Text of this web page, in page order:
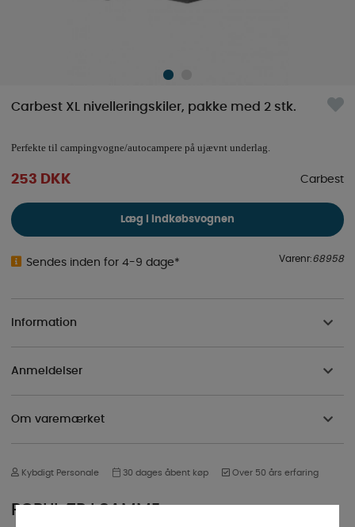
Carbest XL nivelleringskiler, pakke med 2 stk.
Perfekte til campingvogne/autocampere på ujævnt underlag.
253 DKK Carbest
Læg i indkøbsvognen
Sendes inden for 4-9 dage* Varenr:68958
Information
Anmeldelser
Om varemærket
Kybdigt Personale 30 dages åbent køp Over 50 års erfaring
POPULÆR I SAMME